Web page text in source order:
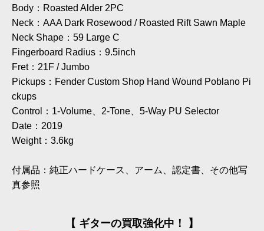
Body：Roasted Alder 2PC
Neck：AAA Dark Rosewood / Roasted Rift Sawn Maple
Neck Shape：59 Large C
Fingerboard Radius：9.5inch
Fret：21F / Jumbo
Pickups：Fender Custom Shop Hand Wound Poblano Pi
ckups
Control：1-Volume、2-Tone、5-Way PU Selector
Date：2019
Weight：3.6kg
付属品：純正ハードケース、アーム、認定書、その他写
真参照
【 ギターの買取強化中！ 】